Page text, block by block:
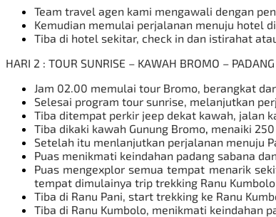
Team travel agen kami mengawali dengan
Kemudian memulai perjalanan menuju hotel
Tiba di hotel sekitar, check in dan istirahat
HARI 2 : TOUR SUNRISE – KAWAH BROMO –
Jam 02.00 memulai tour Bromo, berangkat
Selesai program tour sunrise, melanjutkan
Tiba ditempat perkir jeep dekat kawah, jalan
Tiba dikaki kawah Gunung Bromo menaiki
Setelah itu menlanjutkan perjalanan menuju
Puas menikmati keindahan padang sabana
Puas mengexplor semua tempat menarik
tempat dimulainya trip trekking Ranu
Tiba di Ranu Pani, start trekking ke Ranu
Tiba di Ranu Kumbolo, menikmati keindahan